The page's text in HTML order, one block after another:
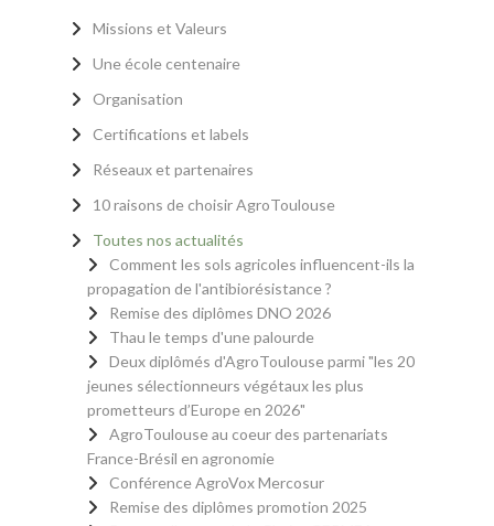
Missions et Valeurs
Une école centenaire
Organisation
Certifications et labels
Réseaux et partenaires
10 raisons de choisir AgroToulouse
Toutes nos actualités
Comment les sols agricoles influencent-ils la
propagation de l'antibiorésistance ?
Remise des diplômes DNO 2026
Thau le temps d'une palourde
Deux diplômés d'AgroToulouse parmi "les 20
jeunes sélectionneurs végétaux les plus
prometteurs d’Europe en 2026"
AgroToulouse au coeur des partenariats
France-Brésil en agronomie
Conférence AgroVox Mercosur
Remise des diplômes promotion 2025